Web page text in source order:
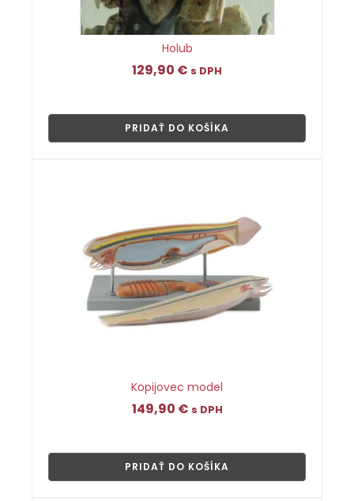
Holub
129,90 € s DPH
PRIDAŤ DO KOŠÍKA
Kopijovec model
149,90 € s DPH
PRIDAŤ DO KOŠÍKA